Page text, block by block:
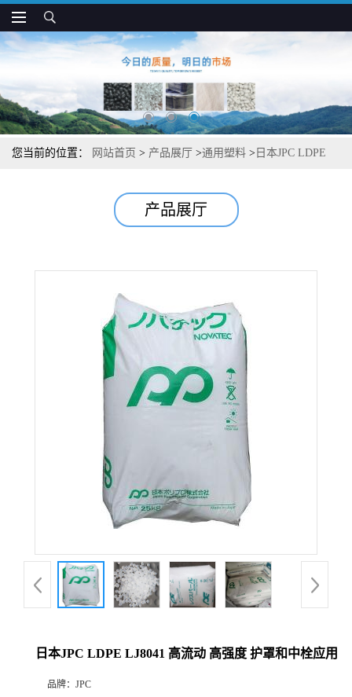
您当前的位置： 网站首页 > 产品展厅 >通用塑料 > 日本JPC LDPE
产品展厅
日本JPC LDPE LJ8041 高流动 高强度 护罩和中栓应用
品牌： JPC